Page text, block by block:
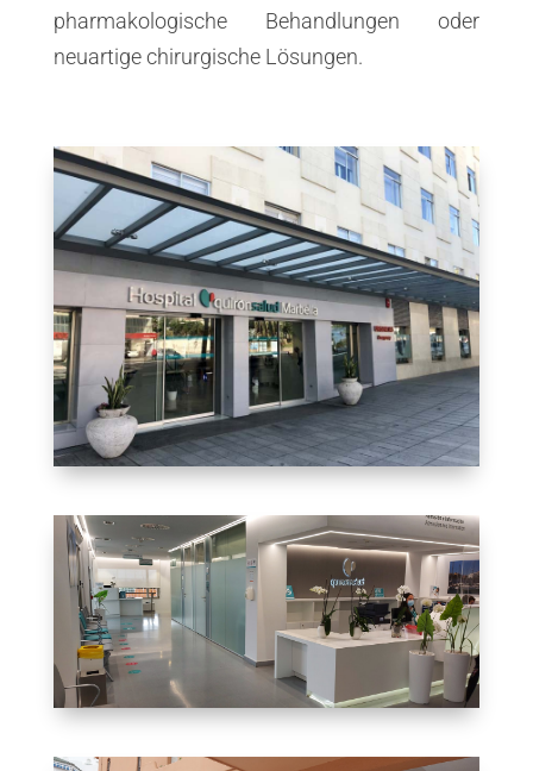
pharmakologische Behandlungen oder
neuartige chirurgische Lösungen.